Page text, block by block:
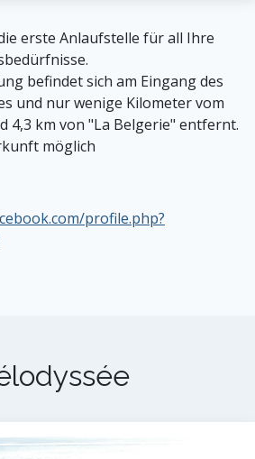
erste Anlaufstelle für all Ihre
befindet sich am Eingang des
und nur wenige Kilometer vom
4,3 km von "La Belgerie" entfernt.
möglich
profile.php?